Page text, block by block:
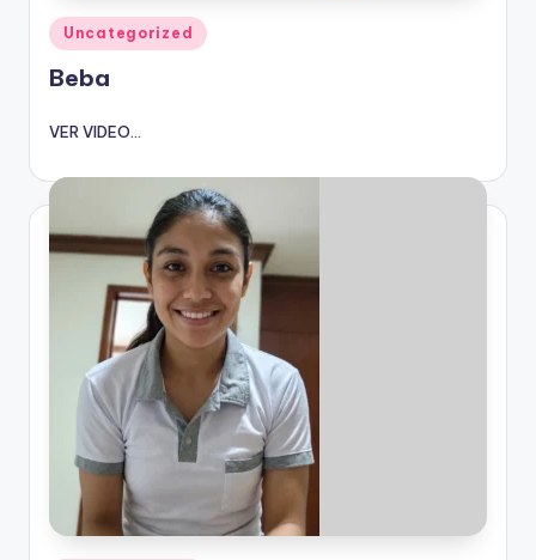
Publicado
en
Uncategorized
Beba
VER VIDEO...